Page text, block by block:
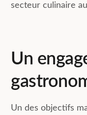
secteur culinaire
Un
Un des objectifs